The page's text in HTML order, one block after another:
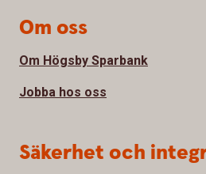
Om oss
Om Högsby Sparbank
Jobba hos oss
Säkerhet och